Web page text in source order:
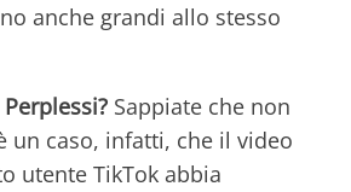
anche grandi allo stesso
Sappiate che non
un caso, infatti, che il video
utente TikTok abbia